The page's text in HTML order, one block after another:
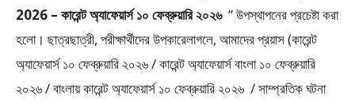
2026 – কারেন্ট অ্যাফেয়ার্স ১০ ফেব্রুয়ারি ২০২৬ ” উপস্থাপনের প্রচেষ্টা করা
হলাে। ছাত্রছাত্রী, পরীক্ষার্থীদের উপকারেলাগলে, আমাদের প্রয়াস (কারেন্ট
অ্যাফেয়ার্স ১০ ফেব্রুয়ারি ২০২৬ / কারেন্ট অ্যাফেয়ার্স বাংলা ১০ ফেব্রুয়ারি
২০২৬ / বাংলায় কারেন্ট অ্যাফেয়ার্স ১০ ফেব্রুয়ারি ২০২৬ / সাম্প্রতিক ঘটনা